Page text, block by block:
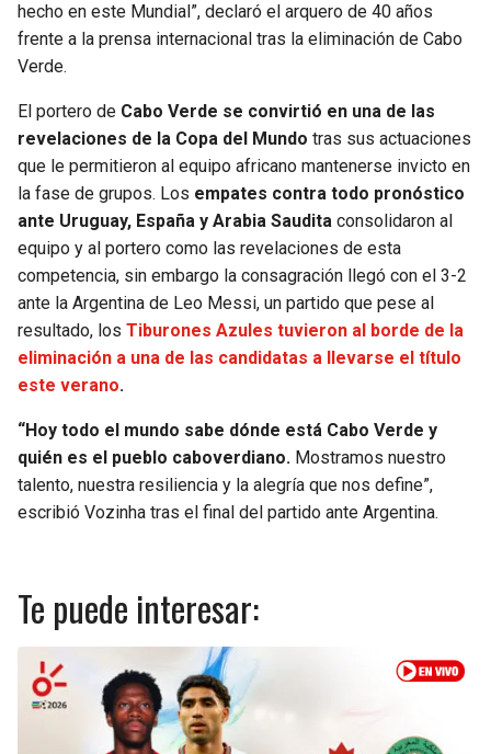
hecho en este Mundial”, declaró el arquero de 40 años
frente a la prensa internacional tras la eliminación de Cabo
Verde.
El portero de Cabo Verde se convirtió en una de las
revelaciones de la Copa del Mundo tras sus actuaciones
que le permitieron al equipo africano mantenerse invicto en
la fase de grupos. Los empates contra todo pronóstico
ante Uruguay, España y Arabia Saudita consolidaron al
equipo y al portero como las revelaciones de esta
competencia, sin embargo la consagración llegó con el 3-2
ante la Argentina de Leo Messi, un partido que pese al
resultado, los Tiburones Azules tuvieron al borde de la
eliminación a una de las candidatas a llevarse el título
este verano.
“Hoy todo el mundo sabe dónde está Cabo Verde y
quién es el pueblo caboverdiano. Mostramos nuestro
talento, nuestra resiliencia y la alegría que nos define”,
escribió Vozinha tras el final del partido ante Argentina.
Te puede interesar: